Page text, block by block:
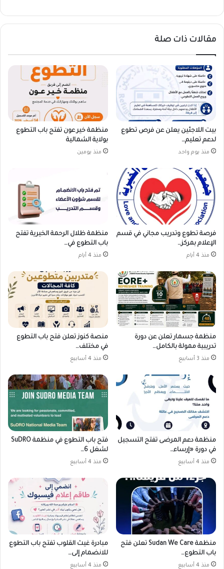
مقالات ذات صلة
بيت اللاجئين يعلن عن فرص تطوع
لدعم تعليم…
منذ يوم واحد
منظمة خير عون تفتح باب التطوع
بولاية الشمالية
منذ يومين
فرصة تطوع وتدريب مجاني في قسم
الإعلام بمركز…
منذ 4 أيام
منظمة ظلال الرحمة الخيرية تفتح
باب التطوع في…
منذ 4 أيام
منظمة جسمار تعلن عن دورة
تدريبية ممولة بالكامل…
منذ 3 أسابيع
منصة كنوز تعلن فتح باب التطوع
في مختلف…
منذ 4 أسابيع
منظمة دعم المرضى تفتح التسجيل
في دورة «إرساء…
منذ 4 أسابيع
فتح باب التطوع في منظمة SuDRO
لشغل 6…
منذ 4 أسابيع
منظمة Sudan We Care تعلن فتح
باب التطوع…
منذ 4 أسابيع
مبادرة غيث القلوب تفتح باب التطوع
للانضمام إلى…
منذ 4 أسابيع